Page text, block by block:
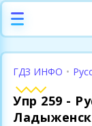
ГДЗ ИНФО •
Упр 259 -